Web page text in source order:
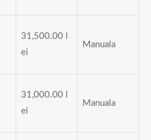
31,500.00
ei
Manuala
31,000.00
ei
Manuala